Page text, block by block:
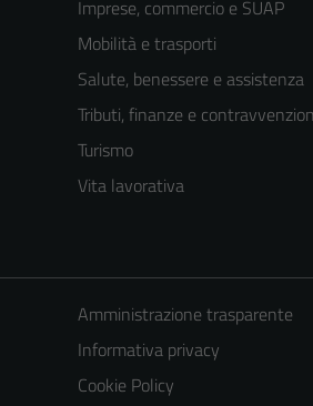
Imprese, commercio e SUAP
Mobilità e trasporti
Salute, benessere e assistenza
Tributi, finanze e
Turismo
Vita lavorativa
Amministrazione trasparente
Informativa privacy
Cookie Policy